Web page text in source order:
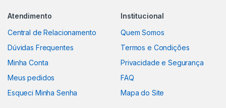
Atendimento
Central de Relacionamento
Dúvidas Frequentes
Minha Conta
Meus pedidos
Esqueci Minha Senha
Institucional
Quem Somos
Termos e Condições
Privacidade e Segurança
FAQ
Mapa do Site